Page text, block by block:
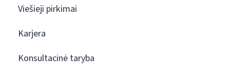
Viešieji pirkimai
Karjera
Konsultacinė taryba